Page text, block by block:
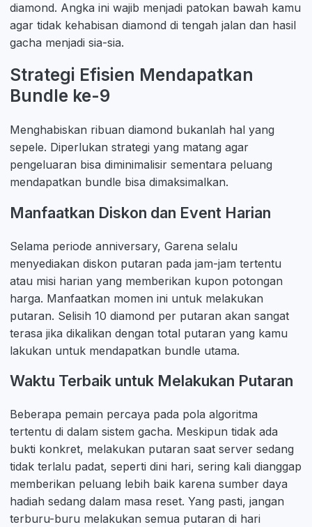
diamond. Angka ini wajib menjadi patokan bawah kamu
agar tidak kehabisan diamond di tengah jalan dan hasil
gacha menjadi sia-sia.
Strategi Efisien Mendapatkan
Bundle ke-9
Menghabiskan ribuan diamond bukanlah hal yang
sepele. Diperlukan strategi yang matang agar
pengeluaran bisa diminimalisir sementara peluang
mendapatkan bundle bisa dimaksimalkan.
Manfaatkan Diskon dan Event Harian
Selama periode anniversary, Garena selalu
menyediakan diskon putaran pada jam-jam tertentu
atau misi harian yang memberikan kupon potongan
harga. Manfaatkan momen ini untuk melakukan
putaran. Selisih 10 diamond per putaran akan sangat
terasa jika dikalikan dengan total putaran yang kamu
lakukan untuk mendapatkan bundle utama.
Waktu Terbaik untuk Melakukan Putaran
Beberapa pemain percaya pada pola algoritma
tertentu di dalam sistem gacha. Meskipun tidak ada
bukti konkret, melakukan putaran saat server sedang
tidak terlalu padat, seperti dini hari, sering kali dianggap
memberikan peluang lebih baik karena sumber daya
hadiah sedang dalam masa reset. Yang pasti, jangan
terburu-buru melakukan semua putaran di hari